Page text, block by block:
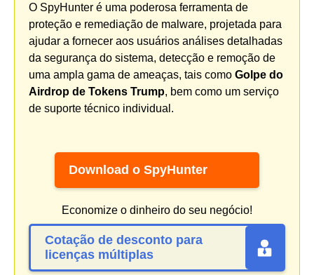
O SpyHunter é uma poderosa ferramenta de
proteção e remediação de malware, projetada para
ajudar a fornecer aos usuários análises detalhadas
da segurança do sistema, detecção e remoção de
uma ampla gama de ameaças, tais como Golpe do
Airdrop de Tokens Trump, bem como um serviço
de suporte técnico individual.
Download o SpyHunter
Economize o dinheiro do seu negócio!
Cotação de desconto para
licenças múltiplas